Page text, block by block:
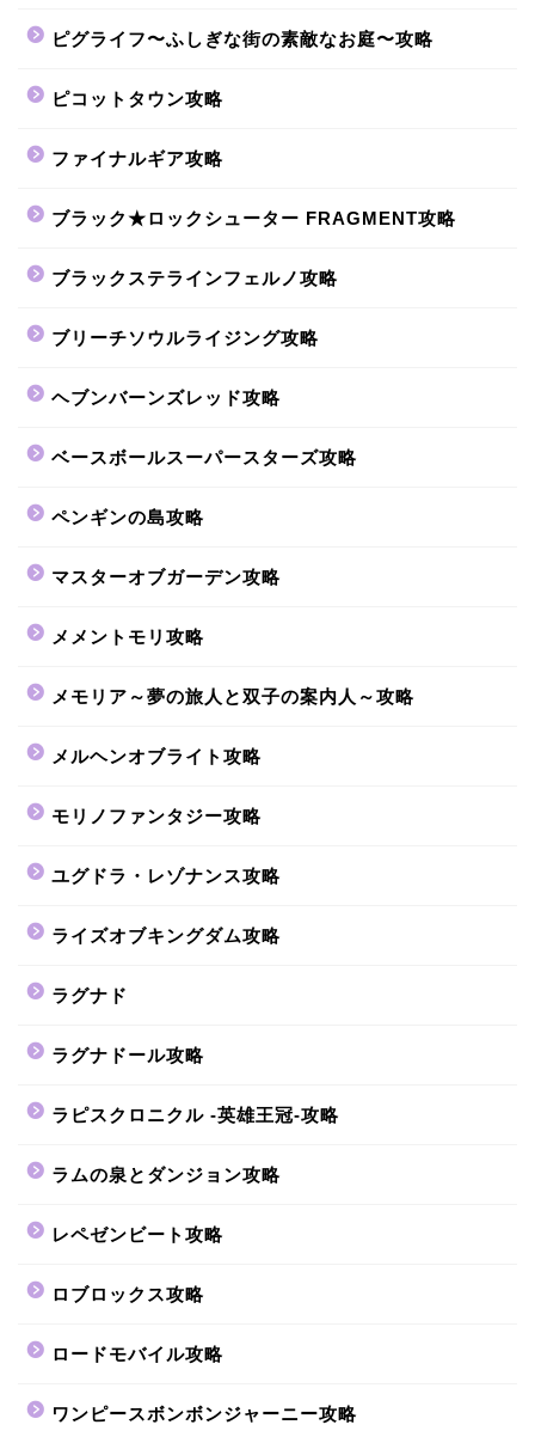
ピグライフ〜ふしぎな街の素敵なお庭〜攻略
ピコットタウン攻略
ファイナルギア攻略
ブラック★ロックシューター FRAGMENT攻略
ブラックステラインフェルノ攻略
ブリーチソウルライジング攻略
ヘブンバーンズレッド攻略
ベースボールスーパースターズ攻略
ペンギンの島攻略
マスターオブガーデン攻略
メメントモリ攻略
メモリア～夢の旅人と双子の案内人～攻略
メルヘンオブライト攻略
モリノファンタジー攻略
ユグドラ・レゾナンス攻略
ライズオブキングダム攻略
ラグナド
ラグナドール攻略
ラピスクロニクル -英雄王冠-攻略
ラムの泉とダンジョン攻略
レペゼンビート攻略
ロブロックス攻略
ロードモバイル攻略
ワンピースボンボンジャーニー攻略